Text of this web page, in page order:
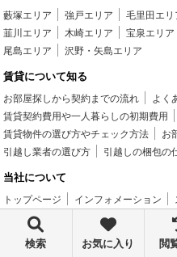
藪塚エリア 強戸エリア 毛里田エリ
韮川エリア
木崎エリア 宝泉エリア
尾島エリア
沢野・矢島エリア
賃貸について知る
お部屋探しから契約までの流れ よく
賃貸契約費用や一人暮らしの初期費用
賃貸物件の選び方やチェック方法
お
引越し業者の選び方
引越しの梱包の
当社について
トップページ インフォメーション
お客様の声
会社概要
検索 お気に入り 閲